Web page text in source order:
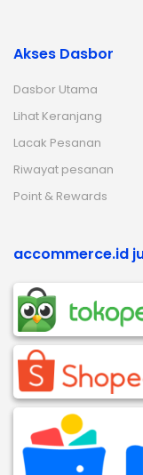
Akses Dasbor
Dasbor Utama
Lihat Keranjang
Lacak Pesanan
Riwayat pesanan
Point & Rewards
accommerce.id